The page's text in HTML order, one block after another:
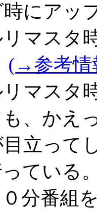
時にアッ
リマスタ
(→参考情
リマスタ
、かえ
目立って
ている
０分番組